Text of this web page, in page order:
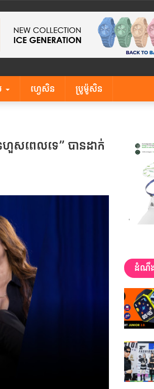
ហ្វេសិន ប្រូម៉ូសិន
ន់ហួសពេលទេ” បានដាក់
ដំណឹង